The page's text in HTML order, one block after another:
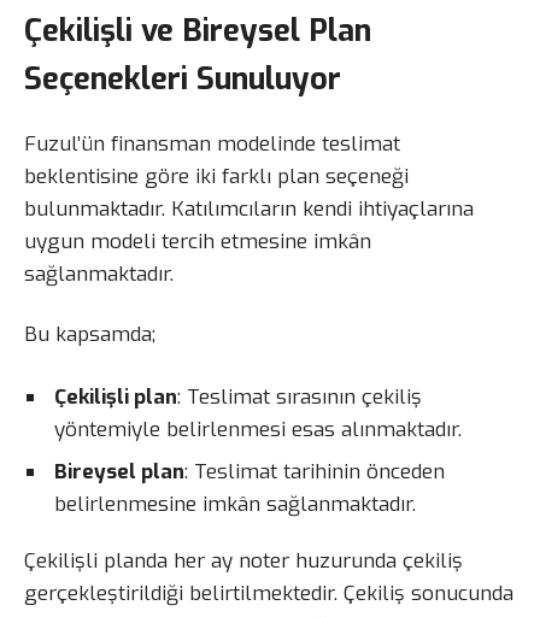
Çekilişli ve Bireysel Plan
Seçenekleri Sunuluyor
Fuzul’ün finansman modelinde teslimat
beklentisine göre iki farklı plan seçeneği
bulunmaktadır. Katılımcıların kendi ihtiyaçlarına
uygun modeli tercih etmesine imkân
sağlanmaktadır.
Bu kapsamda;
Çekilişli plan: Teslimat sırasının çekiliş
yöntemiyle belirlenmesi esas alınmaktadır.
Bireysel plan: Teslimat tarihinin önceden
belirlenmesine imkân sağlanmaktadır.
Çekilişli planda her ay noter huzurunda çekiliş
gerçekleştirildiği belirtilmektedir. Çekiliş sonucunda